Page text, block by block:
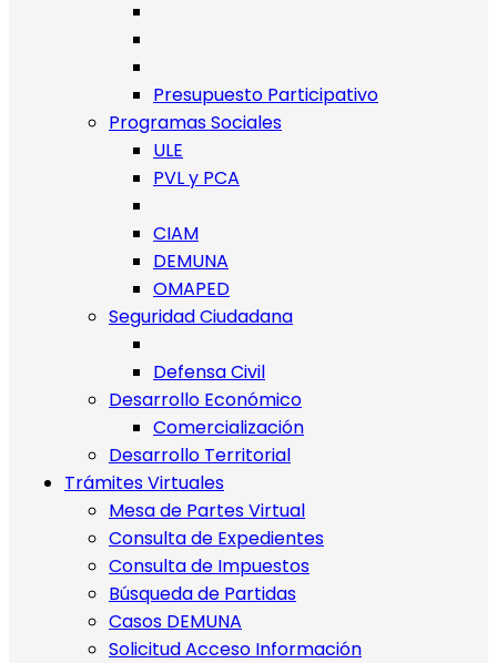
Presupuesto Participativo
Programas Sociales
ULE
PVL y PCA
CIAM
DEMUNA
OMAPED
Seguridad Ciudadana
Defensa Civil
Desarrollo Económico
Comercialización
Desarrollo Territorial
Trámites Virtuales
Mesa de Partes Virtual
Consulta de Expedientes
Consulta de Impuestos
Búsqueda de Partidas
Casos DEMUNA
Solicitud Acceso Información